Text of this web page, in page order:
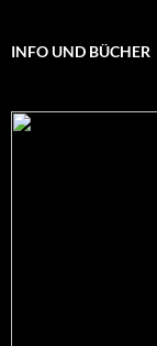
INFO UND BÜCHER